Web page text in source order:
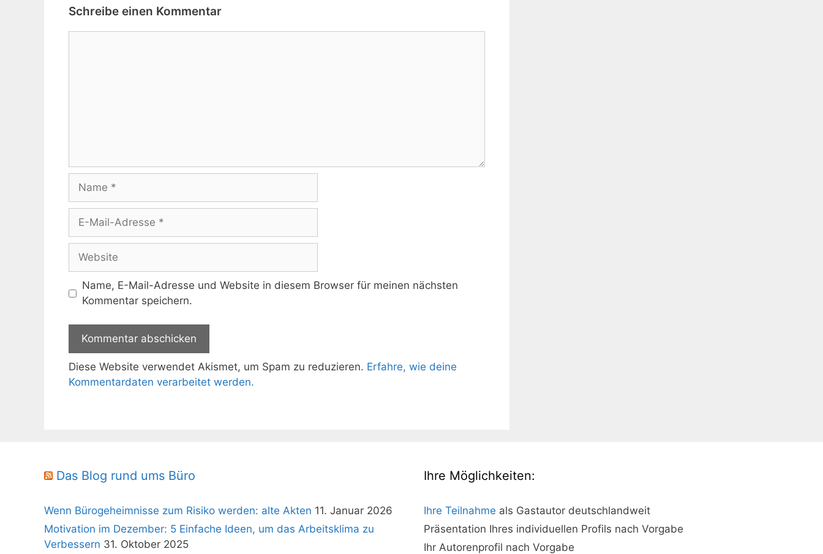
Schreibe einen Kommentar
Name
Adresse
Website
Name, E-Mail-Adresse und Website in diesem Browser für meinen nächsten
Kommentar speichern.
Diese Website verwendet Akismet, um Spam zu reduzieren. Erfahre, wie deine
Kommentardaten verarbeitet werden.
Das Blog rund ums Büro
Wenn Bürogeheimnisse zum Risiko werden: alte Akten 11. Januar 2026
Motivation im Dezember: 5 Einfache Ideen, um das Arbeitsklima zu
Verbessern 31. Oktober 2025
Ihre Möglichkeiten:
Ihre Teilnahme als Gastautor deutschlandweit
Präsentation Ihres individuellen Profils nach Vorgabe
Ihr Autorenprofil nach Vorgabe